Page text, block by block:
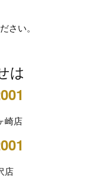
さい。
は
崎店
店